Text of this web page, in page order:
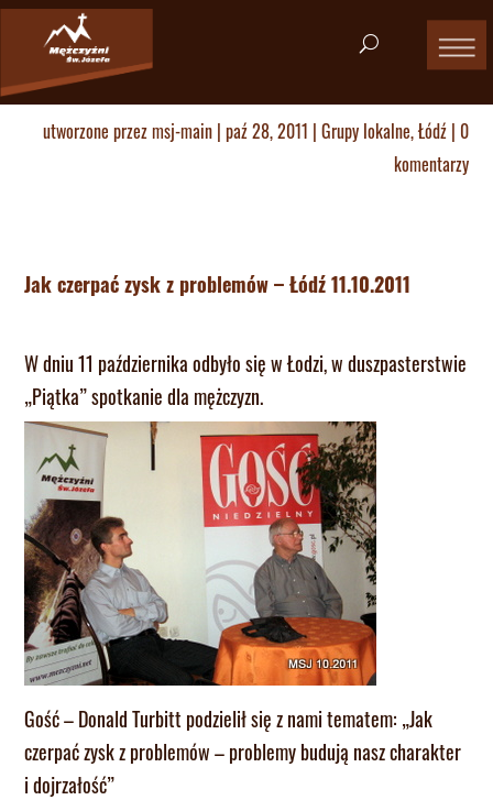
utworzone przezmsj-main| paź 28, 2011 | Grupy lokalne,Łódź| 0
komentarzy
Jak czerpać zysk z problemów – Łódź 11.10.2011
W dniu 11 października odbyło się w Łodzi, w duszpasterstwie
„Piątka” spotkanie dla mężczyzn.
Gość – Donald Turbitt podzielił się z nami tematem: „Jak
czerpać zysk z problemów – problemy budują nasz charakter
i dojrzałość”